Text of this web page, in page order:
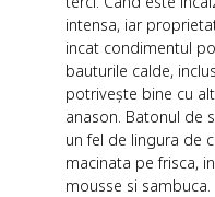
intensa, iar
incat condimentul
bauturile calde,
potrivește bine cu
anason. Batonul de
un fel de lingura de
macinata pe frisca,
mousse si sambuca.